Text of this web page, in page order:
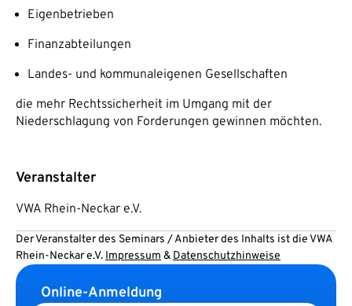
Eigenbetrieben
Finanzabteilungen
Landes- und kommunaleigenen Gesellschaften
die mehr Rechtssicherheit im Umgang mit der
Niederschlagung von Forderungen gewinnen möchten.
Veranstalter
VWA Rhein-Neckar e.V.
Der Veranstalter des Seminars / Anbieter des Inhalts ist die VWA
Rhein-Neckar e.V. Impressum & Datenschutzhinweise
Online-Anmeldung